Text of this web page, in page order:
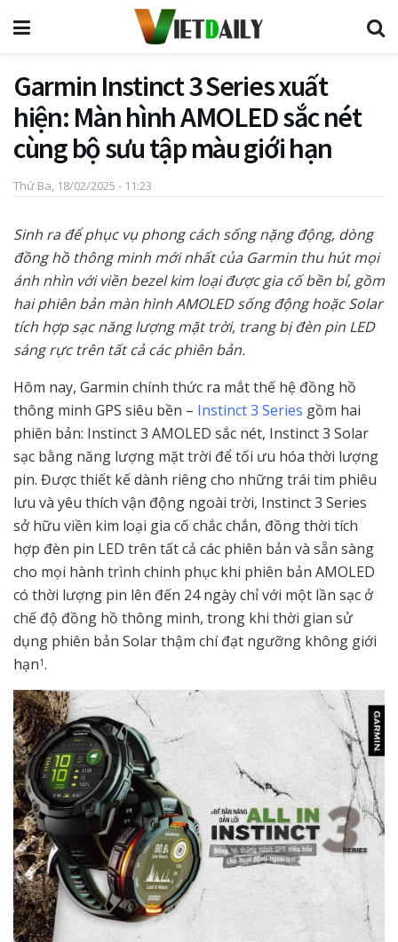
Garmin Instinct 3 Series xuất
hiện: Màn hình AMOLED sắc nét
cùng bộ sưu tập màu giới hạn
Thứ Ba, 18/02/2025 - 11:23
Sinh ra để phục vụ phong cách sống nặng động, dòng
đồng hồ thông minh mới nhất của Garmin thu hút mọi
ánh nhìn với viền bezel kim loại được gia cố bền bỉ, gồm
hai phiên bản màn hình AMOLED sống động hoặc Solar
tích hợp sạc năng lượng mặt trời, trang bị đèn pin LED
sáng rực trên tất cả các phiên bản.
Hôm nay, Garmin chính thức ra mắt thế hệ đồng hồ
thông minh GPS siêu bền – Instinct 3 Series gồm hai
phiên bản: Instinct 3 AMOLED sắc nét, Instinct 3 Solar
sạc bằng năng lượng mặt trời để tối ưu hóa thời lượng
pin. Được thiết kế dành riêng cho những trái tim phiêu
lưu và yêu thích vận động ngoài trời, Instinct 3 Series
sở hữu viền kim loại gia cố chắc chắn, đồng thời tích
hợp đèn pin LED trên tất cả các phiên bản và sẵn sàng
cho mọi hành trình chinh phục khi phiên bản AMOLED
có thời lượng pin lên đến 24 ngày chỉ với một lần sạc ở
chế độ đồng hồ thông minh, trong khi thời gian sử
dụng phiên bản Solar thậm chí đạt ngưỡng không giới
hạn1.